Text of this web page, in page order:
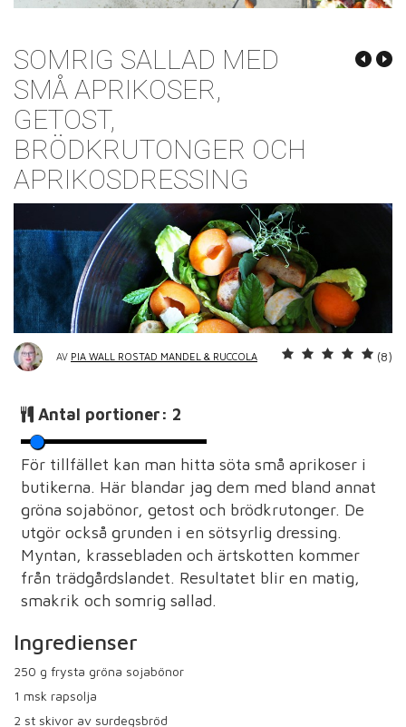
SOMRIG SALLAD MED
SMÅ APRIKOSER,
GETOST,
BRÖDKRUTONGER OCH
APRIKOSDRESSING
AV PIA WALL ROSTAD MANDEL & RUCCOLA (8)
Antal portioner: 2
För tillfället kan man hitta söta små aprikoser i
butikerna. Här blandar jag dem med bland annat
gröna sojabönor, getost och brödkrutonger. De
utgör också grunden i en sötsyrlig dressing.
Myntan, krassebladen och ärtskotten kommer
från trädgårdslandet. Resultatet blir en matig,
smakrik och somrig sallad.
Ingredienser
250 g frysta gröna sojabönor
1 msk rapsolja
2 st skivor av surdegsbröd